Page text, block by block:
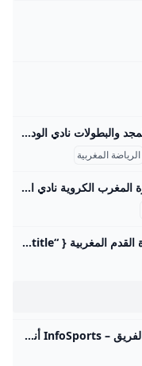
نادي الوداد الرياضي: تاريخ المجد والبطولات نادي الوداد الرياضي، أو كما يُعرف بالوداد البيضاوي، هو واحد من أعرق وأشهر الأندية الرياضية في المغرب وأفريقيا، تأسس في 8 مايو 1937 بالدار البيضاء على يد سبعة مؤسسين من بينهم محمد بنجلون التويمي والأب جيكو. بدأ النادي نشاطه بفريق لكرة الماء ثم سرعان ما توسعت فروعه التي شملت كرة السلة في 1938، وبعدها تأسس فريق كرة القدم في 1939 الذي أصبح الفرع الأكثر شهرة وتأثيرًا. منذ البداية، لم يكن الوداد مجرد نادٍ رياضي بل كان رمزًا للمقاومة الوطنية ضد الاحتلال الفرنسي؛ إذ جمع المغاربة في مواجهة الاستعمار عبر الرياضة، خصوصًا كرة القدم، التي كانت تعبيرًا عن الوحدة الوطنية ومجالًا للاحتجاج السلمي.
الرياضة المغربية
نادي الوداد الرياضي: أسطورة المغرب الكروية نادي الوداد الرياضي هو أحد أعظم وأشهر الأندية في المغرب وإفريقيا، ويحمل تاريخاً حافلاً بالإنجازات التي جعلته رمزاً رياضياً ووطنياً كبيراً. تأسس في 8 مايو 1937 بمدينة الدار البيضاء على يد مجموعة من الشباب المغاربة بينهم محمد بنجلون التويمي الذي اختار اسم النادي وشعاره وألوانه لتعبر عن التآخي والتضامن الوطني، حيث اختير شعار على شكل قلب محاط بالألوان الوطنية الأحمر والأخضر وزيه الأحمر والأبيض رمزاً للدم والحليب. بدأ النادي في كرة الماء سنة 1937 ثم توسع ليشمل كرة السلة عام 1938 وكرة القدم عام 1939، وكان الأب جيكو (محمد بن الحسن العفاني) هو المؤسس والمدرب لفريق كرة القدم، فيما توالت إنشاء فروع رياضية أخرى.
الوداد الرياضي: أسطورة كرة القدم المغربية { “title”: “نادي الوداد الرياضي: تاريخ عريق وإنجازات قارية”, “slug”: “nadi-al-wydad-ar-riyadi-tarikh-wa-injazat”, “subtitle”: “رحلة نادي الوداد الرياضي من التأسيس إلى القمة القارية”, “description”: “اكتشف تاريخ نادي الوداد الرياضي العريق، إنجازاته الكبيرة داخل المغرب وخارجه، وأبرز محطاته مثل الفوز بدوري أبطال إفريقيا 3 مرات، وأبرز لاعبيه الأسطوريين.”, “keywords”: “نادي الوداد الرياضي”, “إنجازات الوداد”, “تاريخ الوداد”, “tags”: “كرة القدم”, “الوداد الرياضي”, “البطولات الأفريقية” }نادي الوداد الرياضي، المعروف اختصاراً بالوداد، هو أحد أعرق وأبرز الأندية الرياضية في المغرب وإفريقيا، تأسس في 8 مايو 1937 بمدينة الدار البيضاء على يد مجموعة من الرواد بقيادة محمد بنجلون التومي.
بلاغ “هام” من الوداد لأنصار الفريق – InfoSports أنفو سبورتشتنبر 6, 2025-البطولة الإحترافية 1أنفو سبورت شتنبر 8, 2025 أنفو سبورت شتنبر 8, 2025 أنفو سبورت شتنبر 8, 2025 أنفو سبورت شتنبر 8, 2025 أنفو سبورت شتنبر 7, 2025 أنفو سبورت شتنبر 7, 2025 أنفو سبورت شتنبر 7, 2025 أنفو سبورت شتنبر 7, 2025 أنفو سبورت شتنبر 7, 2025 أنفو سبورت شتنبر 7, 2025